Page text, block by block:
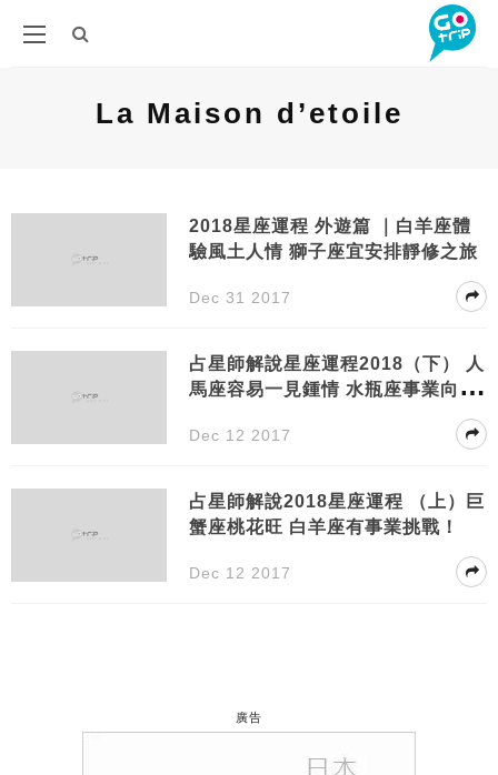
La Maison d’etoile
2018星座運程 外遊篇 ｜白羊座體
驗風土人情 獅子座宜安排靜修之旅
Dec 31 2017
占星師解說星座運程2018（下） 人
馬座容易一見鍾情 水瓶座事業向上
Dec 12 2017
占星師解說2018星座運程 （上）巨
蟹座桃花旺 白羊座有事業挑戰！
Dec 12 2017
廣告